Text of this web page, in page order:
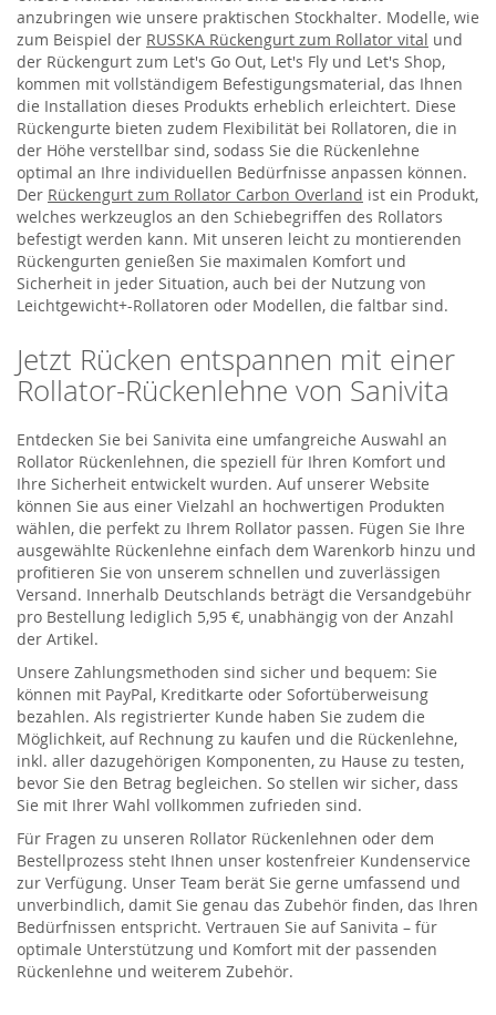
anzubringen wie unsere praktischen Stockhalter. Modelle, wie
zum Beispiel der RUSSKA Rückengurt zum Rollator vital und
der Rückengurt zum Let's Go Out, Let's Fly und Let's Shop,
kommen mit vollständigem Befestigungsmaterial, das Ihnen
die Installation dieses Produkts erheblich erleichtert. Diese
Rückengurte bieten zudem Flexibilität bei Rollatoren, die in
der Höhe verstellbar sind, sodass Sie die Rückenlehne
optimal an Ihre individuellen Bedürfnisse anpassen können.
Der Rückengurt zum Rollator Carbon Overland ist ein Produkt,
welches werkzeuglos an den Schiebegriffen des Rollators
befestigt werden kann. Mit unseren leicht zu montierenden
Rückengurten genießen Sie maximalen Komfort und
Sicherheit in jeder Situation, auch bei der Nutzung von
Leichtgewicht+-Rollatoren oder Modellen, die faltbar sind.
Jetzt Rücken entspannen mit einer
Rollator-Rückenlehne von Sanivita
Entdecken Sie bei Sanivita eine umfangreiche Auswahl an
Rollator Rückenlehnen, die speziell für Ihren Komfort und
Ihre Sicherheit entwickelt wurden. Auf unserer Website
können Sie aus einer Vielzahl an hochwertigen Produkten
wählen, die perfekt zu Ihrem Rollator passen. Fügen Sie Ihre
ausgewählte Rückenlehne einfach dem Warenkorb hinzu und
profitieren Sie von unserem schnellen und zuverlässigen
Versand. Innerhalb Deutschlands beträgt die Versandgebühr
pro Bestellung lediglich 5,95 €, unabhängig von der Anzahl
der Artikel.
Unsere Zahlungsmethoden sind sicher und bequem: Sie
können mit PayPal, Kreditkarte oder Sofortüberweisung
bezahlen. Als registrierter Kunde haben Sie zudem die
Möglichkeit, auf Rechnung zu kaufen und die Rückenlehne,
inkl. aller dazugehörigen Komponenten, zu Hause zu testen,
bevor Sie den Betrag begleichen. So stellen wir sicher, dass
Sie mit Ihrer Wahl vollkommen zufrieden sind.
Für Fragen zu unseren Rollator Rückenlehnen oder dem
Bestellprozess steht Ihnen unser kostenfreier Kundenservice
zur Verfügung. Unser Team berät Sie gerne umfassend und
unverbindlich, damit Sie genau das Zubehör finden, das Ihren
Bedürfnissen entspricht. Vertrauen Sie auf Sanivita – für
optimale Unterstützung und Komfort mit der passenden
Rückenlehne und weiterem Zubehör.